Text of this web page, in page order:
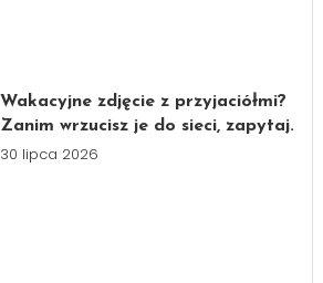
Wakacyjne zdjęcie z przyjaciółmi?
Zanim wrzucisz je do sieci, zapytaj.
30 lipca 2026